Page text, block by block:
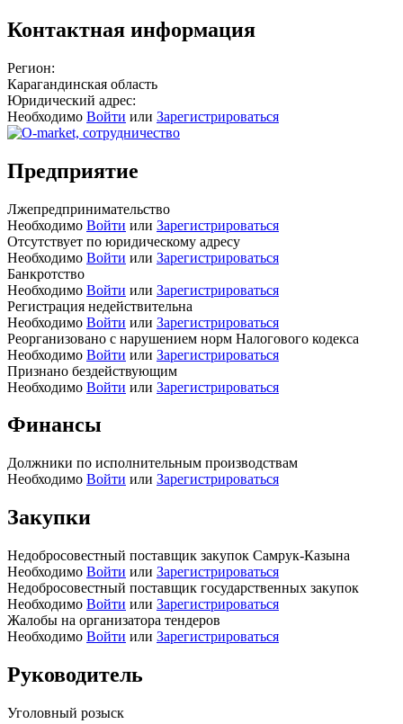
Контактная информация
Регион:
Карагандинская область
Юридический адрес:
Необходимо Войти или Зарегистрироваться
Предприятие
Лжепредпринимательство
Необходимо Войти или Зарегистрироваться
Отсутствует по юридическому адресу
Необходимо Войти или Зарегистрироваться
Банкротство
Необходимо Войти или Зарегистрироваться
Регистрация недействительна
Необходимо Войти или Зарегистрироваться
Реорганизовано с нарушением норм Налогового кодекса
Необходимо Войти или Зарегистрироваться
Признано бездействующим
Необходимо Войти или Зарегистрироваться
Финансы
Должники по исполнительным производствам
Необходимо Войти или Зарегистрироваться
Закупки
Недобросовестный поставщик закупок Самрук-Казына
Необходимо Войти или Зарегистрироваться
Недобросовестный поставщик государственных закупок
Необходимо Войти или Зарегистрироваться
Жалобы на организатора тендеров
Необходимо Войти или Зарегистрироваться
Руководитель
Уголовный розыск